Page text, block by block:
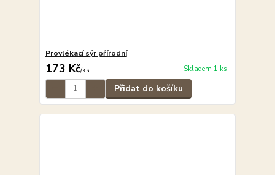
Provlékací sýr přírodní
173 Kč/ks Skladem 1 ks
Přidat do košíku